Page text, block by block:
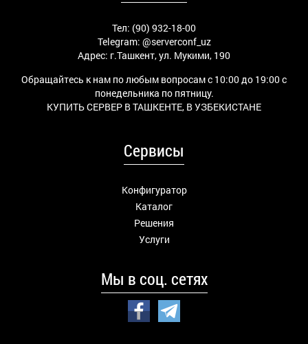
Тел: (90) 932-18-00
Telegram: @serverconf_uz
Адрес: г.Ташкент, ул. Мукими, 190
Обращайтесь к нам по любым вопросам с 10:00 до 19:00 с
понедельника по пятницу.
КУПИТЬ СЕРВЕР В ТАШКЕНТЕ, В УЗБЕКИСТАНЕ
Сервисы
Конфигуратор
Каталог
Решения
Услуги
Мы в соц. сетях